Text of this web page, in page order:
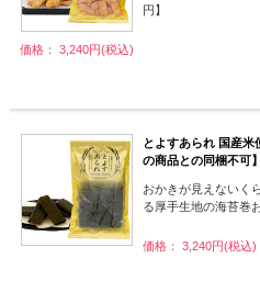
円】
価格： 3,240円(税込)
とよすあられ 国産
の商品との同梱不可】
おかきが見えないく
る厚手生地の海苔巻
価格： 3,240円(税込)